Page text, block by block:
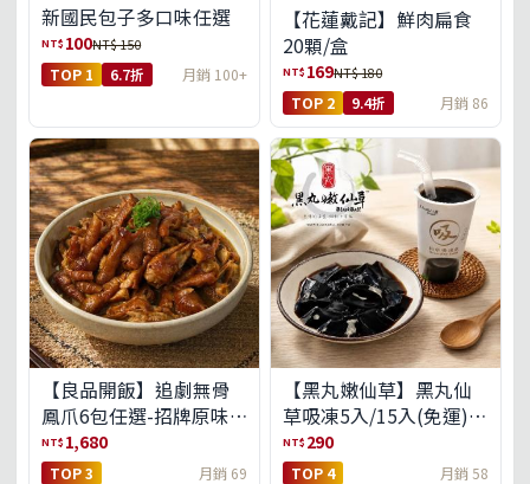
新國民包子多口味任選
NT$ 100NT$ 150
TOP 1 6.7折 月銷 100+
【花蓮戴記】鮮肉扁食
20顆/盒
NT$ 169NT$ 180
TOP 2 9.4折 月銷 86
【良品開飯】追劇無骨
鳳爪6包任選-招牌原味/
濃濃蒜香/過癮麻辣(免運
組)
NT$ 1,680
TOP 3 月銷 69
【黑丸嫩仙草】黑丸仙
草吸凍5入/15入(免運)
(預購中8/14出貨)
NT$ 290
TOP 4 月銷 58